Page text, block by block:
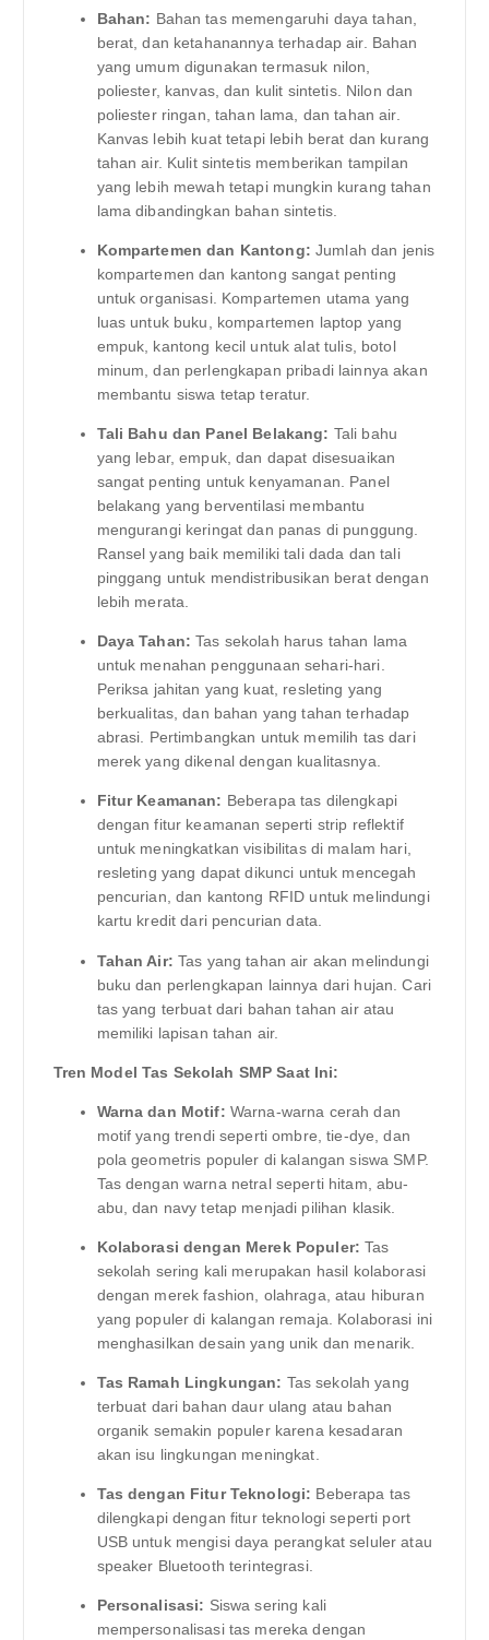
Bahan: Bahan tas memengaruhi daya tahan,
berat, dan ketahanannya terhadap air. Bahan
yang umum digunakan termasuk nilon,
poliester, kanvas, dan kulit sintetis. Nilon dan
poliester ringan, tahan lama, dan tahan air.
Kanvas lebih kuat tetapi lebih berat dan kurang
tahan air. Kulit sintetis memberikan tampilan
yang lebih mewah tetapi mungkin kurang tahan
lama dibandingkan bahan sintetis.
Kompartemen dan Kantong: Jumlah dan jenis
kompartemen dan kantong sangat penting
untuk organisasi. Kompartemen utama yang
luas untuk buku, kompartemen laptop yang
empuk, kantong kecil untuk alat tulis, botol
minum, dan perlengkapan pribadi lainnya akan
membantu siswa tetap teratur.
Tali Bahu dan Panel Belakang: Tali bahu
yang lebar, empuk, dan dapat disesuaikan
sangat penting untuk kenyamanan. Panel
belakang yang berventilasi membantu
mengurangi keringat dan panas di punggung.
Ransel yang baik memiliki tali dada dan tali
pinggang untuk mendistribusikan berat dengan
lebih merata.
Daya Tahan: Tas sekolah harus tahan lama
untuk menahan penggunaan sehari-hari.
Periksa jahitan yang kuat, resleting yang
berkualitas, dan bahan yang tahan terhadap
abrasi. Pertimbangkan untuk memilih tas dari
merek yang dikenal dengan kualitasnya.
Fitur Keamanan: Beberapa tas dilengkapi
dengan fitur keamanan seperti strip reflektif
untuk meningkatkan visibilitas di malam hari,
resleting yang dapat dikunci untuk mencegah
pencurian, dan kantong RFID untuk melindungi
kartu kredit dari pencurian data.
Tahan Air: Tas yang tahan air akan melindungi
buku dan perlengkapan lainnya dari hujan. Cari
tas yang terbuat dari bahan tahan air atau
memiliki lapisan tahan air.
Tren Model Tas Sekolah SMP Saat Ini:
Warna dan Motif: Warna-warna cerah dan
motif yang trendi seperti ombre, tie-dye, dan
pola geometris populer di kalangan siswa SMP.
Tas dengan warna netral seperti hitam, abu-
abu, dan navy tetap menjadi pilihan klasik.
Kolaborasi dengan Merek Populer: Tas
sekolah sering kali merupakan hasil kolaborasi
dengan merek fashion, olahraga, atau hiburan
yang populer di kalangan remaja. Kolaborasi ini
menghasilkan desain yang unik dan menarik.
Tas Ramah Lingkungan: Tas sekolah yang
terbuat dari bahan daur ulang atau bahan
organik semakin populer karena kesadaran
akan isu lingkungan meningkat.
Tas dengan Fitur Teknologi: Beberapa tas
dilengkapi dengan fitur teknologi seperti port
USB untuk mengisi daya perangkat seluler atau
speaker Bluetooth terintegrasi.
Personalisasi: Siswa sering kali
mempersonalisasi tas mereka dengan